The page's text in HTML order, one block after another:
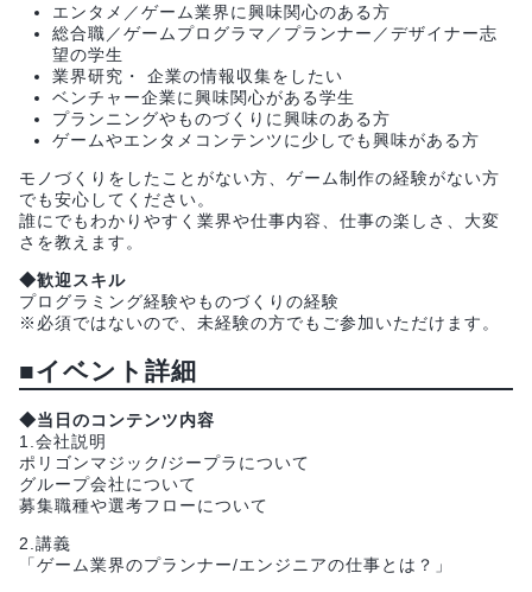
エンタメ／ゲーム業界に興味関心のある方
総合職／ゲームプログラマ／プランナー／デザイナー志
望の学生
業界研究・ 企業の情報収集をしたい
ベンチャー企業に興味関心がある学生
プランニングやものづくりに興味のある方
ゲームやエンタメコンテンツに少しでも興味がある方
モノづくりをしたことがない方、ゲーム制作の経験がない方
でも安心してください。
誰にでもわかりやすく業界や仕事内容、仕事の楽しさ、大変
さを教えます。
◆歓迎スキル
プログラミング経験やものづくりの経験
※必須ではないので、未経験の方でもご参加いただけます。
■イベント詳細
◆当日のコンテンツ内容
1.会社説明
ポリゴンマジック/ジープラについて
グループ会社について
募集職種や選考フローについて
2.講義
「ゲーム業界のプランナー/エンジニアの仕事とは？」